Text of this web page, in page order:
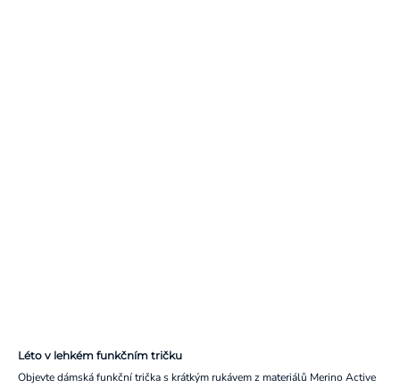
Léto v lehkém funkčním tričku
Objevte dámská funkční trička s krátkým rukávem z materiálů Merino Active